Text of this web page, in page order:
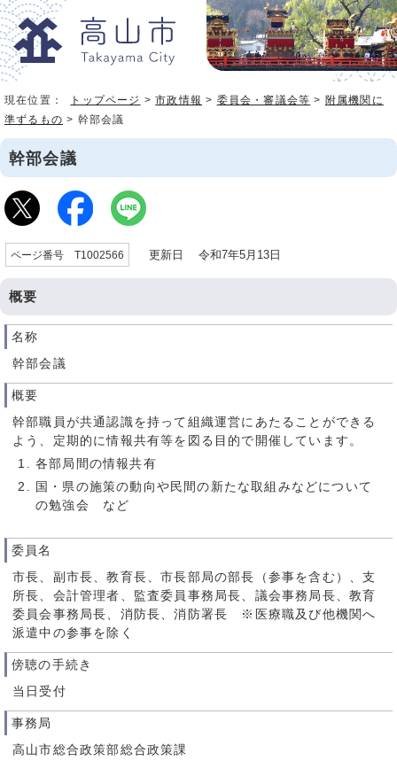
現在位置： トップページ >市政情報 > 委員会・審議会等 > 附属機関に
準ずるもの > 幹部会議
幹部会議
ページ番号 T1002566 更新日 令和7年5月13日
概要
名称
幹部会議
概要
幹部職員が共通認識を持って組織運営にあたることができる
よう、定期的に情報共有等を図る目的で開催しています。
各部局間の情報共有
国・県の施策の動向や民間の新たな取組みなどについて
の勉強会 など
委員名
市長、副市長、教育長、市長部局の部長（参事を含む）、支
所長、会計管理者、監査委員事務局長、議会事務局長、教育
委員会事務局長、消防長、消防署長 ※医療職及び他機関へ
派遣中の参事を除く
傍聴の手続き
当日受付
事務局
高山市総合政策部総合政策課